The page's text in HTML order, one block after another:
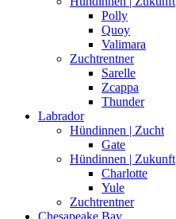
Polly
Quoy
Valimara
Zuchtrentner
Sarelle
Zcappa
Thunder
Labrador
Hündinnen | Zucht
Gate
Hündinnen | Zukunft
Charlotte
Yule
Zuchtrentner
Chesapeake Bay